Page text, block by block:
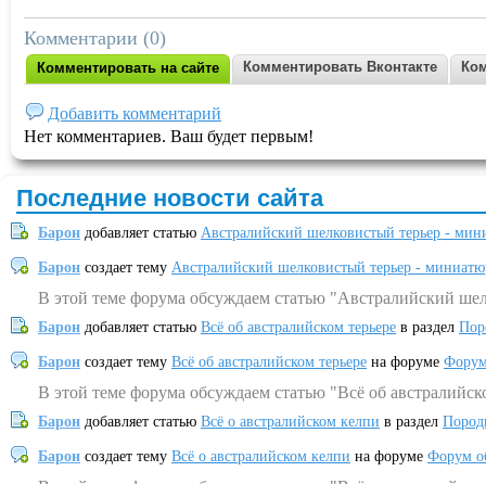
Комментарии (0)
Комментировать на сайте Комментировать Вконтакте
Добавить комментарий
Нет комментариев. Ваш будет первым!
Последние новости сайта
Барон добавляет статью Австралийский шелковистый терьер -
Барон создает тему Австралийский шелковистый терьер -
В этой теме форума обсуждаем статью "Австралийский
Барон добавляет статью Всё об австралийском терьере в раздел
Барон создает тему Всё об австралийском терьере на форуме
В этой теме форума обсуждаем статью "Всё об
Барон добавляет статью Всё о австралийском келпи в раздел
Барон создает тему Всё о австралийском келпи на форуме Форум